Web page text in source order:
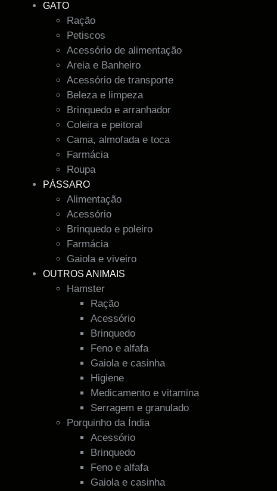
GATO
Ração
Petiscos
Acessório de alimentação
Areia e Banheiro
Acessório de transporte
Beleza e limpeza
Brinquedo e arranhador
Coleira e peitoral
Cama, almofada e toca
Farmácia
Roupa
PÁSSARO
Alimentação
Acessório
Brinquedo e poleiro
Farmácia
Gaiola e viveiro
OUTROS ANIMAIS
Hamster
Ração
Acessório
Brinquedo
Feno e alfafa
Gaiola e casinha
Higiene
Medicamento e vitamina
Serragem e granulado
Porquinho da Índia
Acessório
Brinquedo
Feno e alfafa
Gaiola e casinha